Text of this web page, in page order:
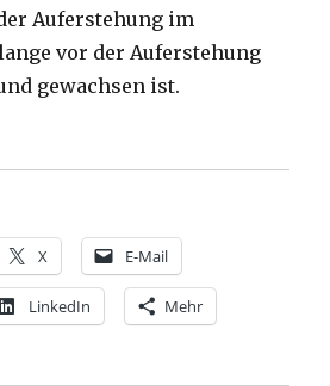
Auferstehung im
vor der Auferstehung
gewachsen ist.
Christoph Fleischer, Welver
X E-Mail
LinkedIn Mehr